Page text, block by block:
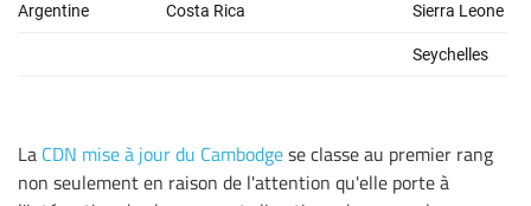
La CDN mise à jour du Cambodgese classe au premier rang
non seulement en raison de l'attention qu'elle porte à